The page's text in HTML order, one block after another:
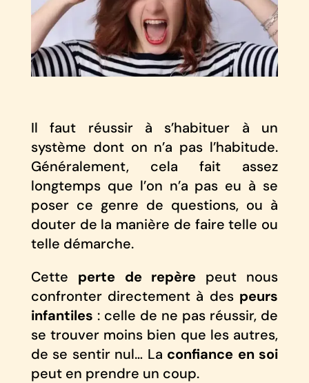
Il faut réussir à s’habituer à un
système dont on n’a pas l’habitude.
Généralement, cela fait assez
longtemps que l’on n’a pas eu à se
poser ce genre de questions, ou à
douter de la manière de faire telle ou
telle démarche.
Cette perte de repère peut nous
confronter directement à des peurs
infantiles : celle de ne pas réussir, de
se trouver moins bien que les autres,
de se sentir nul… La confiance en soi
peut en prendre un coup.